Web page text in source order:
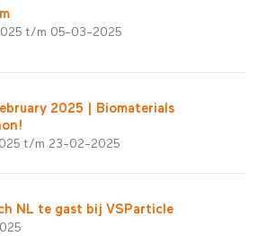
t/m 05-03-2025
2025 | Biomaterials
t/m 23-02-2025
NL te gast bij VSParticle